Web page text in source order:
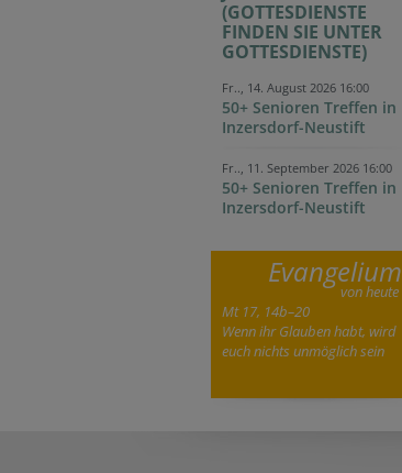
(GOTTESDIENSTE
FINDEN SIE UNTER
GOTTESDIENSTE)
Fr.., 14. August 2026 16:00
50+ Senioren Treffen in
Inzersdorf-Neustift
Fr.., 11. September 2026 16:00
50+ Senioren Treffen in
Inzersdorf-Neustift
Evangelium
von heute
Mt 17, 14b–20
Wenn ihr Glauben habt, wird
euch nichts unmöglich sein